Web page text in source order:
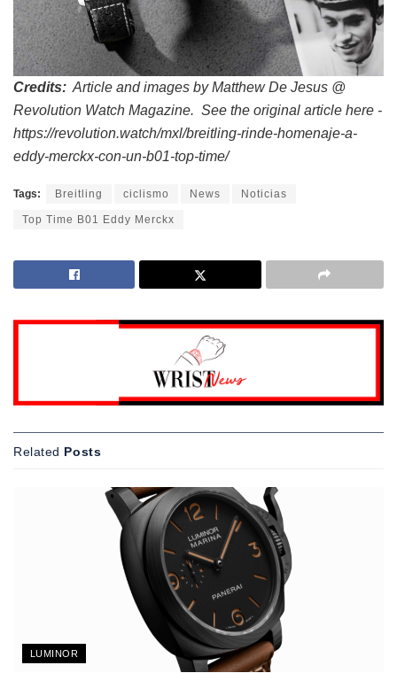
Credits: Article and images by Matthew De Jesus @
Revolution Watch Magazine. See the original article here -
https://revolution.watch/mxl/breitling-rinde-homenaje-a-
eddy-merckx-con-un-b01-top-time/
Tags: Breitling ciclismo News Noticias
Top Time B01 Eddy Merckx
Related Posts
LUMINOR